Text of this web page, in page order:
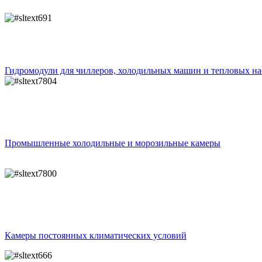
Гидромодули для чиллеров, холодильных машин и тепловых
Промышленные холодильные и морозильные камеры
Камеры постоянных климатических условий